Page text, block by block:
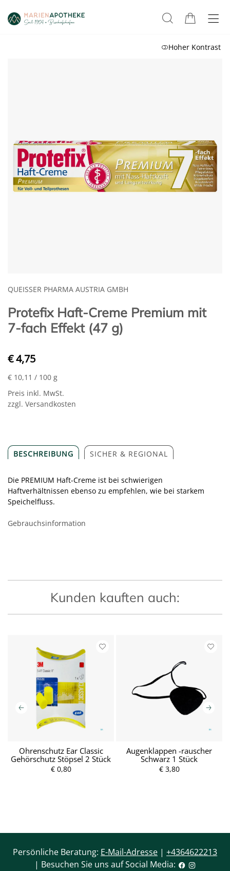
Hoher Kontrast
QUEISSER PHARMA AUSTRIA GMBH
Protefix Haft-Creme Premium mit
7-fach Effekt (47 g)
€ 4,75
€ 10,11 / 100 g
Preis inkl. MwSt.
zzgl. Versandkosten
BESCHREIBUNG SICHER & REGIONAL
Die PREMIUM Haft-Creme ist bei schwierigen
Haftverhältnissen ebenso zu empfehlen, wie bei starkem
Speichelfluss.
Gebrauchsinformation
Kunden kauften auch:
Ohrenschutz Ear Classic
Gehörschutz Stöpsel 2 Stück
€ 0,80
Augenklappen -rauscher
Schwarz 1 Stück
€ 3,80
Persönliche Beratung: E-Mail-Adresse | +4364622213
| Besuchen Sie uns auf Social Media: